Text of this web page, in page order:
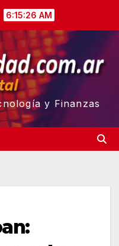
6:15:27 AM
y Finanzas